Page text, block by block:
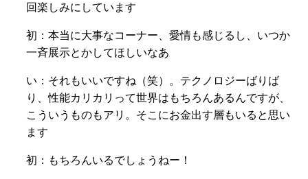
回楽しみにしています
初：本当に大事なコーナー、愛情も感じるし、いつか
一斉展示とかしてほしいなあ
い：それもいいですね（笑）。テクノロジーばりば
り、性能カリカリって世界はもちろんあるんですが、
こういうものもアリ。そこにお金出す層もいると思い
ます
初：もちろんいるでしょうねー！